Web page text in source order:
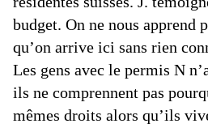
budget. On ne nous apprend
qu’on arrive ici sans rien
Les gens avec le permis N
ils ne comprennent pas
mêmes droits alors qu’ils